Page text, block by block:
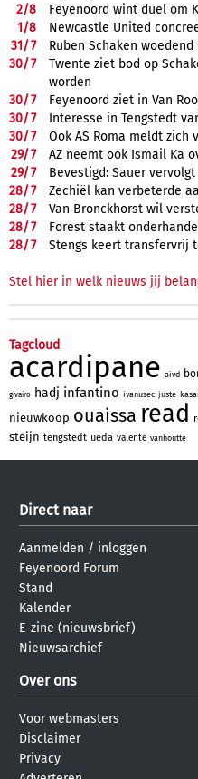
2/8
Feyenoord wint duel om
1/8
Newcastle United
31/7
Ruben Schaken woedend
30/7
Twente ziet bod op
worden
30/7
Feyenoord ziet in Van
30/7
Interesse in Tengstedt
30/7
Ook AS Roma meldt zich
29/7
AZ neemt ook Ismail Ka
29/7
Bevestigd: Sauer
28/7
Zechiël kan verbeterde
28/7
Van Bronckhorst wil
28/7
Forest staakt
28/7 Stengs keert transfervrij
Stel hier in welk nieuws jij
Tagcloud
acardipane aivd
givairo hadj infantino ivanusec juste
nieuwkoop ouaissa read
steijn tengstedt ueda valente vanhoutte
Direct naar
Aanmelden / inloggen
Feyenoord Forum
Stand
Kalender
E-zine (nieuwsbrief)
Nieuwsarchief
Over ons
Voor webmasters
Disclaimer
Privacy